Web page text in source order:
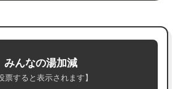
みんなの湯加減
票すると表示されます】